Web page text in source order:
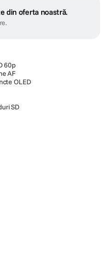
din oferta noastră.
60p
AF
OLED
SD